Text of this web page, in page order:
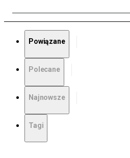
Powiązane
Polecane
Najnowsze
Tagi